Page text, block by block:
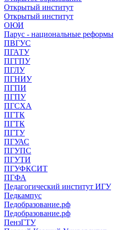
Открытый институт
Открытый институт
ОЮИ
Парус - национальные реформы
ПВГУС
ПГАТУ
ПГГПУ
ПГЛУ
ПГНИУ
ПГПИ
ПГПУ
ПГСХА
ПГТК
ПГТК
ПГТУ
ПГУАС
ПГУПС
ПГУТИ
ПГУФКСИТ
ПГФА
Педагогический институт ИГУ
Педкампус
Педобразование.рф
Педобразование.рф
ПензГТУ